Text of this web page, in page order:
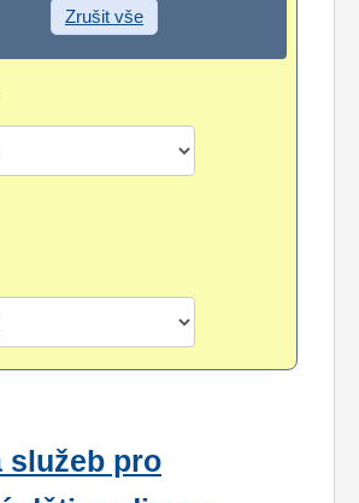
Zrušit vše
služeb pro